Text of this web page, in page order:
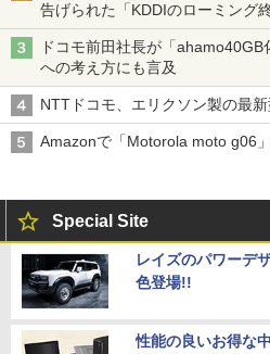
告げられた「KDDIのローミング
穴と楽天モバイルの課題
ドコモ前田社長が「
への考え方にも言及
NTTドコモ、エリクソン製の最
Amazonで「Motorola moto g06
Special Site
レイズのパワーデ
色登場!!
性能の良いお得な